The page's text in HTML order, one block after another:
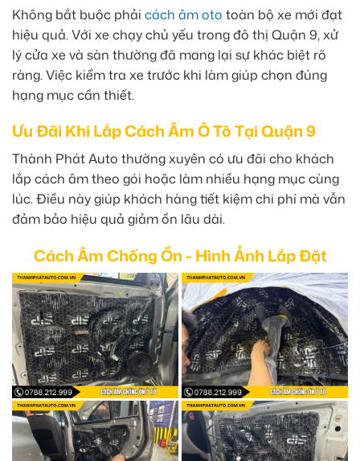
Không bắt buộc phải cách âm oto toàn bộ xe mới đạt
hiệu quả. Với xe chạy chủ yếu trong đô thị Quận 9, xử
lý cửa xe và sàn thường đã mang lại sự khác biệt rõ
ràng. Việc kiểm tra xe trước khi làm giúp chọn đúng
hạng mục cần thiết.
Ưu Đãi Khi Lắp Cách Âm Ô Tô Tại Quận 9
Thành Phát Auto thường xuyên có ưu đãi cho khách
lắp cách âm theo gói hoặc làm nhiều hạng mục cùng
lúc. Điều này giúp khách hàng tiết kiệm chi phí mà vẫn
đảm bảo hiệu quả giảm ồn lâu dài.
Cách Âm Chống Ồn - Hình Ảnh Lắp Đặt